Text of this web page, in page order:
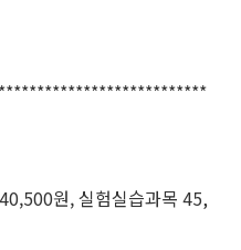
원, 실험실습과목 45,